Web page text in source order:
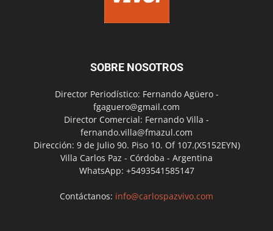
SOBRE NOSOTROS
Director Periodístico: Fernando Agüero -
fgaguero@gmail.com
Director Comercial: Fernando Villa -
fernando.villa@fmazul.com
Dirección: 9 de Julio 90. Piso 10. Of 107.(X5152EYN)
Villa Carlos Paz - Córdoba - Argentina
WhatsApp: +5493541585147
Contáctanos: info@carlospazvivo.com